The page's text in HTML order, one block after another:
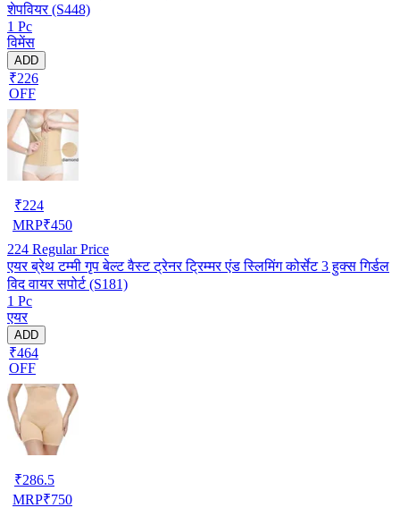
शेपवियर (S448)
1 Pc
विमेंस
ADD
₹226
OFF
₹224
MRP₹450
224 Regular Price
एयर ब्रेथ टम्मी गृप बेल्ट वैस्ट ट्रेनर ट्रिम्मर एंड स्लिमिंग कोर्सेट 3 हुक्स गिर्डल
विद वायर सपोर्ट (S181)
1 Pc
एयर
ADD
₹464
OFF
₹286.5
MRP₹750